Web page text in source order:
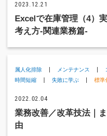
2023.12.21
Excelで在庫管理（4）
考え方-関連業務篇-
属人化排除 メンテナンス
時間短縮
失敗に学ぶ 標準
2022.02.04
業務改善／改革技法｜
由